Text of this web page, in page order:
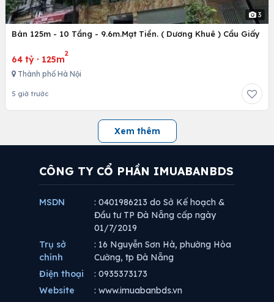
3
Bán 125m - 10 Tầng - 9.6m.Mạt Tiền. ( Dương Khuê ) Cầu Giấy
64 tỷ · 125m
2
Thành phố Hà Nội
5 giờ trước
Xem thêm
CÔNG TY CỔ PHẦN IMUABANBDS
MSDN
: 0401986213 do Sở Kế hoạch &
Đầu tư TP Đà Nẵng cấp ngày
01/7/2019
Trụ sở
chính
: 16 Nguyễn Sơn Hà, phường Hòa
Cường, tp Đà Nẵng
Điện thoại
: 0935373173
Website
: www.imuabanbds.vn